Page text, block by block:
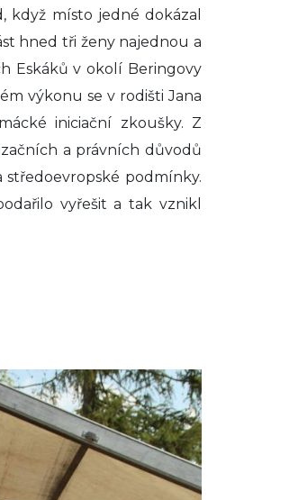
když místo jedné dokázal
hned tři ženy najednou a
Eskáků v okolí Beringovy
výkonu se v rodišti Jana
iniciační zkoušky. Z
a právních důvodů
podmínky.
vyřešit a tak vznikl